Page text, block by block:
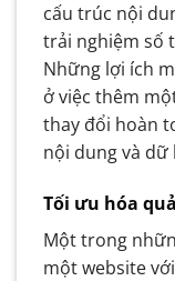
cấu trúc nội
trải nghiệm số
Những lợi ích
ở việc thêm
thay đổi hoàn
nội dung và dữ
Tối ưu hóa
Một trong
một website